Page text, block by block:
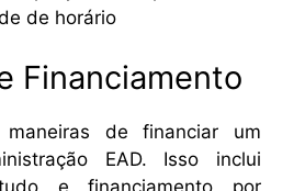
de horário
Financiamento
maneiras de financiar um
EAD. Isso inclui